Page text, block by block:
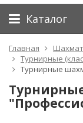
Каталог
Главная
Турнирные
Турнирные